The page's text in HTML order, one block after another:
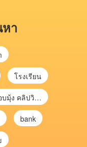
า
โรงเรียน
ฉันขอวิธีประกอบมุ้ง คลิปวิดีโอ การประกอบมุ้ง
bank